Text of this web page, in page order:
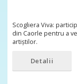
Scogliera Viva:
din Caorle pentru a
artiștilor.
Detalii